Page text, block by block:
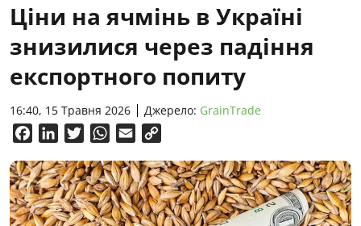
Ціни на ячмінь в Україні
знизилися через падіння
експортного попиту
16:40, 15 Травня 2026 Джерело: GrainTrade
FacebookLinkedInTwitterWhatsApp
Email